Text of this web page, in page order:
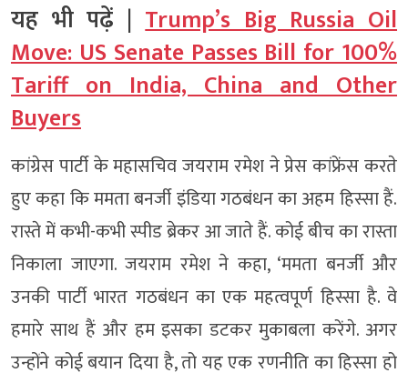
यह भी पढ़ें |Trump’s Big Russia Oil
Move: US Senate Passes Bill for 100%
Tariff on India, China and Other
Buyers
कांग्रेस पार्टी के महासचिव जयराम रमेश ने प्रेस कांफ्रेंस करते
हुए कहा कि ममता बनर्जी इंडिया गठबंधन का अहम हिस्सा हैं.
रास्ते में कभी-कभी स्पीड ब्रेकर आ जाते हैं. कोई बीच का रास्ता
निकाला जाएगा. जयराम रमेश ने कहा, ‘ममता बनर्जी और
उनकी पार्टी भारत गठबंधन का एक महत्वपूर्ण हिस्सा है. वे
हमारे साथ हैं और हम इसका डटकर मुकाबला करेंगे. अगर
उन्होंने कोई बयान दिया है, तो यह एक रणनीति का हिस्सा हो